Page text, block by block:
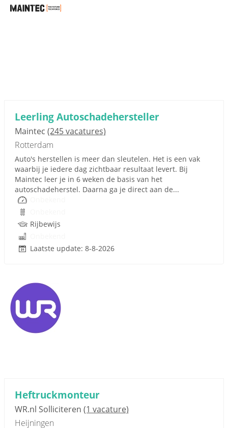
Leerling Autoschadehersteller
Maintec (245 vacatures)
Rotterdam
Auto's herstellen is meer dan sleutelen. Het is een vak
waarbij je iedere dag zichtbaar resultaat levert. Bij
Maintec leer je in 6 weken de basis van het
autoschadeherstel. Daarna ga je direct aan de...
Rijbewijs
Laatste update: 8-8-2026
Heftruckmonteur
WR.nl Solliciteren (1 vacature)
Heijningen